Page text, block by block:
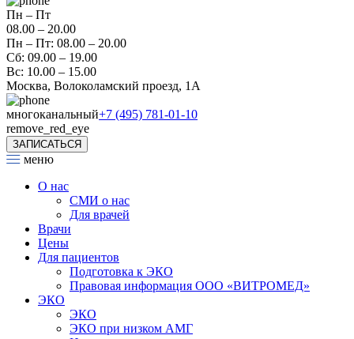
Пн – Пт
08.00 – 20.00
Пн – Пт: 08.00 – 20.00
Сб: 09.00 – 19.00
Вс: 10.00 – 15.00
Москва, Волоколамский проезд, 1А
многоканальный+7 (495) 781-01-10
remove_red_eye
ЗАПИСАТЬСЯ
меню
О нас
СМИ о нас
Для врачей
Врачи
Цены
Для пациентов
Подготовка к ЭКО
Правовая информация ООО «ВИТРОМЕД»
ЭКО
ЭКО
ЭКО при низком АМГ